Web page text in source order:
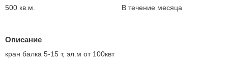
500 кв.м. В течение месяца
Описание
кран балка 5-15 т, эл.м от 100квт